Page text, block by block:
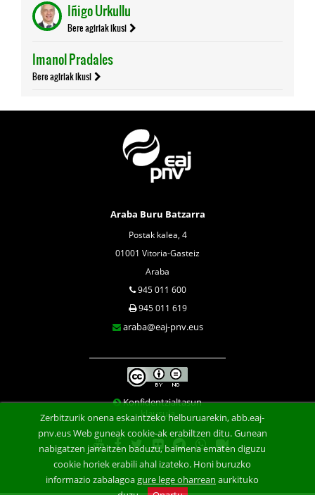
Iñigo Urkullu
Bere agiriak ikusi
Imanol Pradales
Bere agiriak ikusi
Araba Buru Batzarra
Postak kalea, 4
01001 Vitoria-Gasteiz
Araba
945 011 600
945 011 619
araba@eaj-pnv.eus
Konfidentzialtasun
klausula
Zerbitzurik onena eskaintzeko helburuarekin, abb.eaj-
pnv.eus Web guneak cookie-ak erabiltzen ditu. Gunean
nabigatzen jarraitzen baduzu, baimena ematen diguzu
cookie horiek erabili ahal izateko. Honi buruzko
informazio zabalagoagure lege oharrean aurkituko